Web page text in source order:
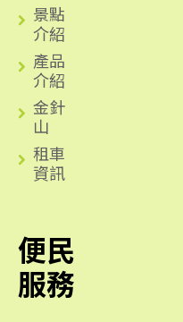
景點
介紹
產品
介紹
金針
山
租車
資訊
便民
服務